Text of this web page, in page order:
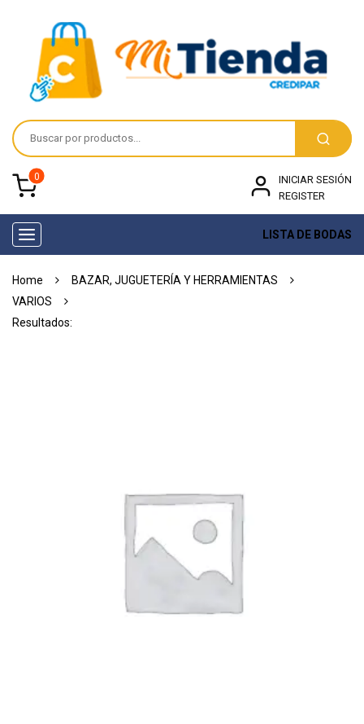
0
INICIAR SESIÓN
REGISTER
Toggle
navigation
LISTA DE BODAS
Home
BAZAR, JUGUETERÍA Y HERRAMIENTAS
VARIOS